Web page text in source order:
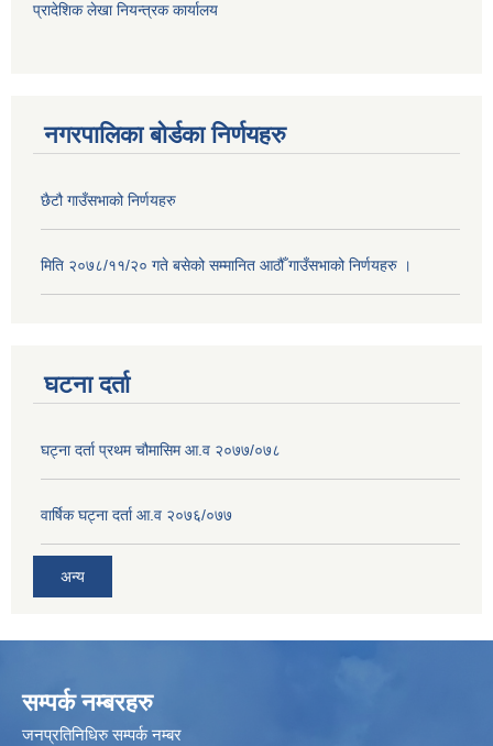
प्रादेशिक लेखा नियन्त्रक कार्यालय
नगरपालिका बोर्डका निर्णयहरु
छैटौ गाउँसभाको निर्णयहरु
मिति २०७८/११/२० गते बसेको सम्मानित आठौँ गाउँसभाको निर्णयहरु ।
घटना दर्ता
घट्ना दर्ता प्रथम चौमासिम आ.व २०७७/०७८
वार्षिक घट्ना दर्ता आ.व २०७६/०७७
अन्य
सम्पर्क नम्बरहरु
जनप्रतिनिधिरु सम्पर्क नम्बर